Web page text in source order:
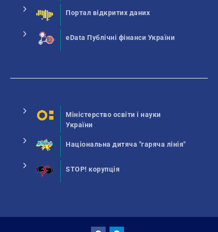
Портал відкритих даних
eData Публічні фінанси України
Міністерство освіти і науки
України
Національна дитяча "гаряча лінія"
STOP! корупція